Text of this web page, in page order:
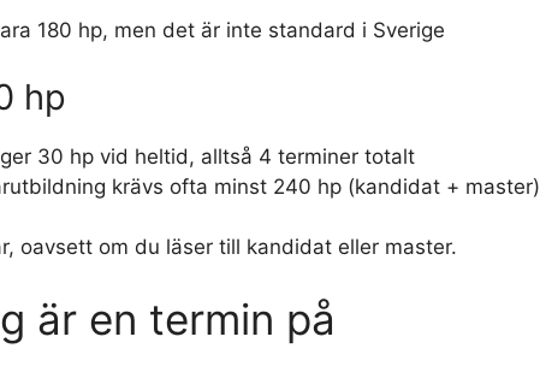
180 hp, men det är inte standard i Sverige
hp
30 hp vid heltid, alltså 4 terminer totalt
krävs ofta minst 240 hp (kandidat + master)
oavsett om du läser till kandidat eller master.
är en termin på